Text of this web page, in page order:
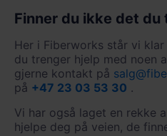
Finner du ikke det du
Her i Fiberworks står vi
du trenger hjelp med noen
gjerne kontakt på
på +47 23 03 53 30 .
Vi har også laget en rekke
hjelpe deg på veien, de